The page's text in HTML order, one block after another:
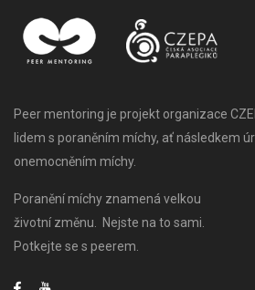
Peer mentoring je projekt organizace
lidem s poraněním míchy, ať následkem
onemocněním míchy.
Poranění míchy znamená velkou
životní změnu. Nejste na to sami.
Potkejte se s peerem.